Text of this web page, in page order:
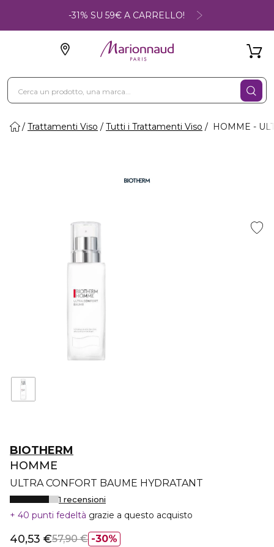
-31% SU 59€ A CARRELLO!
Trattamenti Viso Tutti i Trattamenti Viso HOMME -
BIOTHERM
HOMME
ULTRA CONFORT BAUME HYDRATANT
1 recensioni
40 punti fedeltà grazie a questo acquisto
30%
40,53 €57,90 €